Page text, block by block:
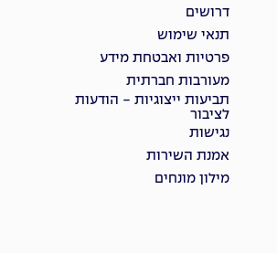
דרושים
תנאי שימוש
פרטיות ואבטחת מידע
מעורבות חברתית
תביעות ייצוגיות - הודעות
לציבור
נגישות
אמנת השירות
מילון מונחים